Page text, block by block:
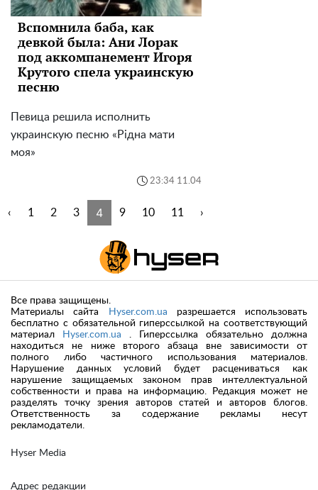
Вспомнила баба, как
девкой была: Ани Лорак
под аккомпанемент Игоря
Крутого спела украинскую
песню
Певица решила исполнить
украинскую песню «Рідна мати
моя»
23:34 11.04
‹ 1 2 3 4 9 10 11 ›
Hyser Media
Адрес редакции
Все права защищены.
Материалы сайта
Hyser.com.ua разрешается использовать
бесплатно с обязательной гиперссылкой на соответствующий
материал
Hyser.com.ua . Гиперссылка обязательно должна
находиться не ниже второго абзаца вне зависимости от
полного либо частичного использования материалов.
Нарушение данных условий будет расцениваться как
нарушение защищаемых законом прав интеллектуальной
собственности и права на информацию. Редакция может не
разделять точку зрения авторов статей и авторов блогов.
Ответственность за содержание рекламы несут
рекламодатели.